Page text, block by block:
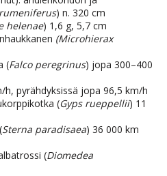
) n. 320 cm
helenae) 1,6 g, 5,7 cm
(Microhierax
(Falco peregrinus) jopa 300–400
pyrähdyksissä jopa 96,5 km/h
(Gyps rueppellii) 11
Sterna paradisaea) 36 000 km
(Diomedea